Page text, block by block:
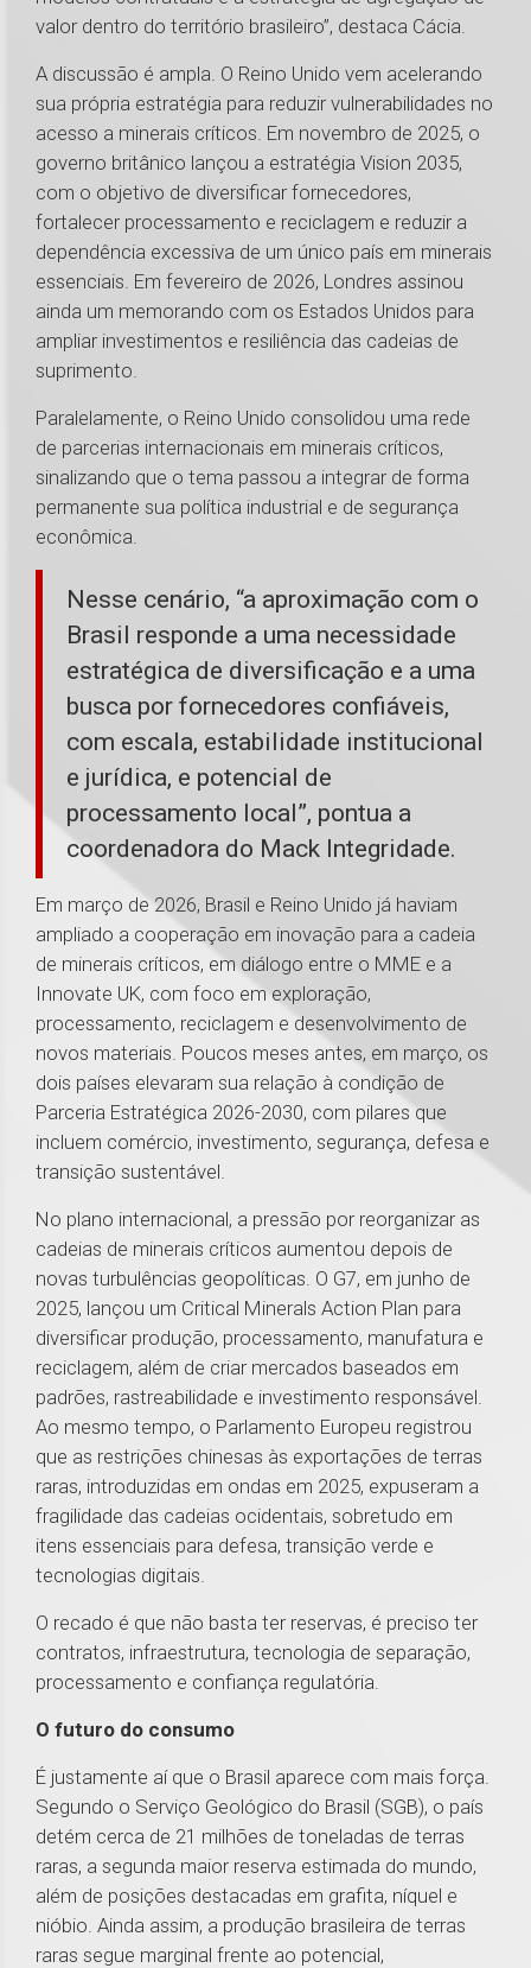
valor dentro do território brasileiro”, destaca Cácia.
A discussão é ampla. O Reino Unido vem acelerando
sua própria estratégia para reduzir vulnerabilidades no
acesso a minerais críticos. Em novembro de 2025, o
governo britânico lançou a estratégia Vision 2035,
com o objetivo de diversificar fornecedores,
fortalecer processamento e reciclagem e reduzir a
dependência excessiva de um único país em minerais
essenciais. Em fevereiro de 2026, Londres assinou
ainda um memorando com os Estados Unidos para
ampliar investimentos e resiliência das cadeias de
suprimento.
Paralelamente, o Reino Unido consolidou uma rede
de parcerias internacionais em minerais críticos,
sinalizando que o tema passou a integrar de forma
permanente sua política industrial e de segurança
econômica.
Nesse cenário, “a aproximação com o
Brasil responde a uma necessidade
estratégica de diversificação e a uma
busca por fornecedores confiáveis,
com escala, estabilidade institucional
e jurídica, e potencial de
processamento local”, pontua a
coordenadora do Mack Integridade.
Em março de 2026, Brasil e Reino Unido já haviam
ampliado a cooperação em inovação para a cadeia
de minerais críticos, em diálogo entre o MME e a
Innovate UK, com foco em exploração,
processamento, reciclagem e desenvolvimento de
novos materiais. Poucos meses antes, em março, os
dois países elevaram sua relação à condição de
Parceria Estratégica 2026-2030, com pilares que
incluem comércio, investimento, segurança, defesa e
transição sustentável.
No plano internacional, a pressão por reorganizar as
cadeias de minerais críticos aumentou depois de
novas turbulências geopolíticas. O G7, em junho de
2025, lançou um Critical Minerals Action Plan para
diversificar produção, processamento, manufatura e
reciclagem, além de criar mercados baseados em
padrões, rastreabilidade e investimento responsável.
Ao mesmo tempo, o Parlamento Europeu registrou
que as restrições chinesas às exportações de terras
raras, introduzidas em ondas em 2025, expuseram a
fragilidade das cadeias ocidentais, sobretudo em
itens essenciais para defesa, transição verde e
tecnologias digitais.
O recado é que não basta ter reservas, é preciso ter
contratos, infraestrutura, tecnologia de separação,
processamento e confiança regulatória.
O futuro do consumo
É justamente aí que o Brasil aparece com mais força.
Segundo o Serviço Geológico do Brasil (SGB), o país
detém cerca de 21 milhões de toneladas de terras
raras, a segunda maior reserva estimada do mundo,
além de posições destacadas em grafita, níquel e
nióbio. Ainda assim, a produção brasileira de terras
raras segue marginal frente ao potencial,